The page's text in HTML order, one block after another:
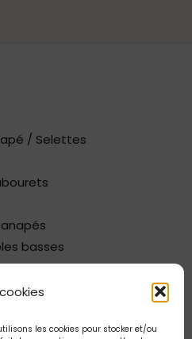
les cookies pour stocker et/ou
/ Selettes
basses